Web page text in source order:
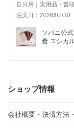
自分用｜実用品・普
注文日：2026/07/30
ソバニ公
着 エシカ
ショップ情報
会社概要・決済方法